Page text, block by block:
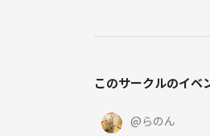
このサークルのイベ
@らのん